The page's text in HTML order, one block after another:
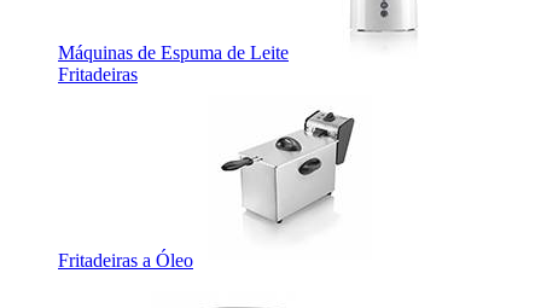
Máquinas de Espuma de Leite
Fritadeiras
Fritadeiras a Óleo